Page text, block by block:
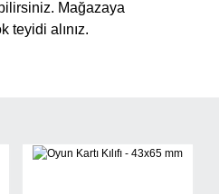
Mağazaya
teyidi alınız.
Yaz
Soru Sor